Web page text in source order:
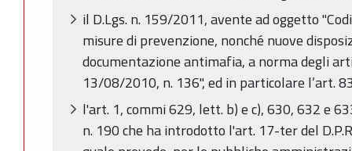
il D.Lgs. n. 159/2011, avente ad oggetto
misure di prevenzione, nonché nuove
documentazione antimafia, a norma degli
13/08/2010, n. 136", ed in particolare l’art.
l'art. 1, commi 629, lett. b) e c), 630, 632 e
n. 190 che ha introdotto l'art. 17-ter del